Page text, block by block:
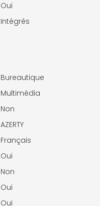
Oui
Intégrés
Bureautique
Multimédia
Non
AZERTY
Français
Oui
Non
Oui
Oui